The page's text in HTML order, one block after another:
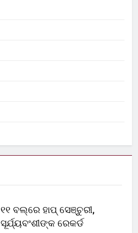
୧୧ ବଲ୍‌ରେ ହାପ୍ ସେଞ୍ଚୁରୀ,
ସୂର୍ଯ୍ୟବଂଶୀଙ୍କ ରେକର୍ଡ